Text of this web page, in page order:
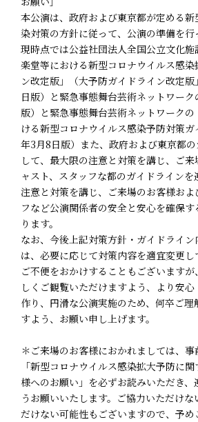
本公演は、政府および東京都が定める
染対策の方針に従って、公演の準備を行
現時点では公益社団法人全国公立文化
楽堂等における新型コロナウイルス感染
ン改定版」（大予防ガイドライン改定
日版）と緊急事態舞台芸術ネットワー
版）と緊急事態舞台芸術ネットワーク
ける新型コロナウイルス感染予防対策
年3月8日版）また、政府および東京都
して、最大限の注意と対策を講じ、ご
ャスト、スタッフな都のガイドラインを
注意と対策を講じ、ご来場のお客様およ
フなど公演関係者の安全と安心を確保
ります。
なお、今後上記対策方針・ガイドライ
は、必要に応じて対策内容を適宜変更し
ご不便をおかけすることもございます
しくご観覧いただけますよう、より安
作り、円滑な公演実施のため、何卒ご理
すよう、お願い申し上げます。
＊ご来場のお客様におかれましては、
「新型コロナウイルス感染拡大予防に
様へのお願い」を必ずお読みいただき、
うお願いいたします。ご協力いただけ
だけない可能性もございますので、予め